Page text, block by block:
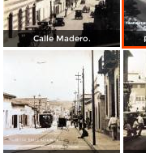
Calle Madero.